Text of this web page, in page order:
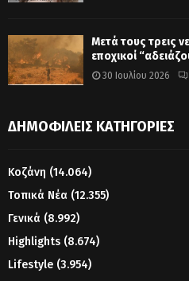
Μετά τους τρεις
εποχικοί
30 Ιουλίου 2026
ΔΗΜΟΦΙΛΕΊΣ ΚΑΤΗΓΟΡΊΕΣ
Κοζάνη (14.064)
Τοπικά Νέα (12.355)
Γενικά (8.992)
Highlights (8.674)
Lifestyle (3.954)